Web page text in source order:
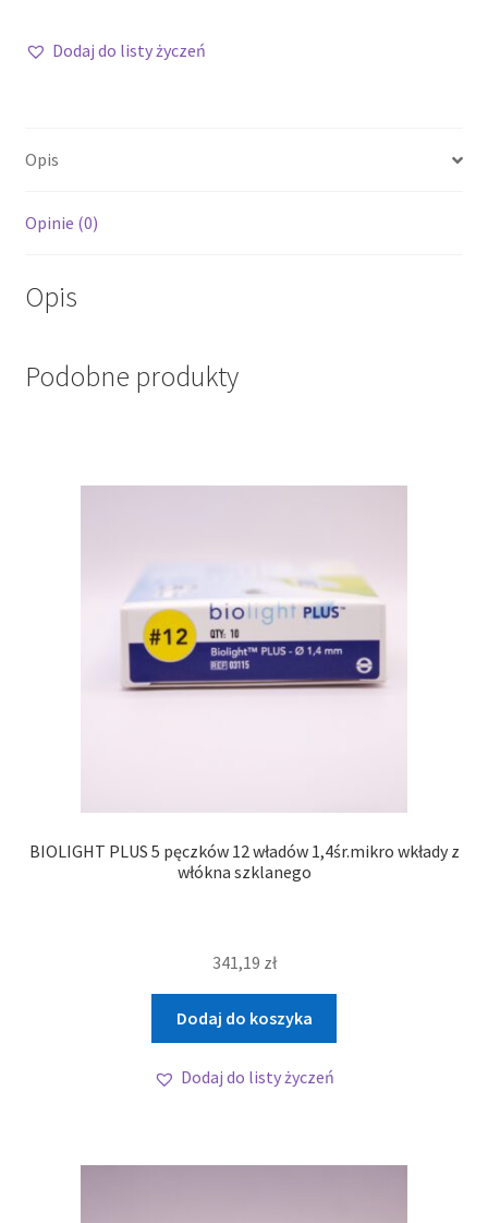
Dodaj do listy życzeń
Opis
Opinie (0)
Opis
Podobne produkty
BIOLIGHT PLUS 5 pęczków 12 władów 1,4śr.mikro wkłady z
włókna szklanego
341,19 zł
Dodaj do koszyka
Dodaj do listy życzeń